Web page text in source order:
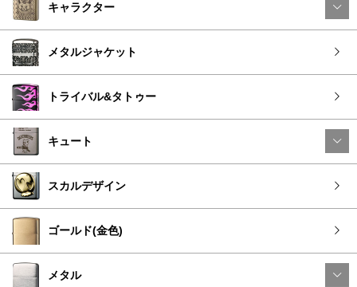
キャラクター
メタルジャケット
トライバル&タトゥー
キュート
スカルデザイン
ゴールド(金色)
メタル